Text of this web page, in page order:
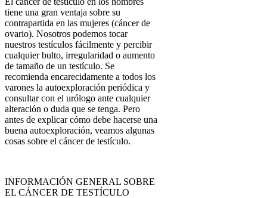
tiene una gran ventaja sobre su
contrapartida en las mujeres (cáncer de
ovario). Nosotros podemos tocar
nuestros testículos fácilmente y percibir
cualquier bulto, irregularidad o aumento
de tamaño de un testículo. Se
recomienda encarecidamente a todos los
varones la autoexploración periódica y
consultar con el urólogo ante cualquier
alteración o duda que se tenga. Pero
antes de explicar cómo debe hacerse una
buena autoexploración, veamos algunas
cosas sobre el cáncer de testículo.
INFORMACIÓN GENERAL SOBRE
EL CÁNCER DE TESTÍCULO